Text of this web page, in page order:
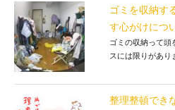
ゴミを収納す
す心がけにつ
ゴミの収納って頭
スには限りがあり
整理整頓でき